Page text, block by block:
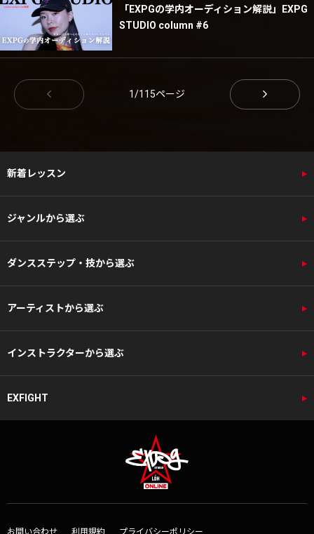
「EXPGの学内オーディション解説」EXPG
STUDIO column #6
1/115ページ
新着レッスン
ジャンルから選ぶ
ダンスステップ・技から選ぶ
アーティストから選ぶ
インストラクターから選ぶ
EXFIGHT
お問い合わせ 利用規約 プライバシーポリシー